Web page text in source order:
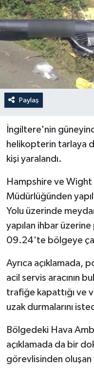
Paylaş
İngiltere'nin
helikopterin tarlaya
kişi yaralandı.
Hampshire ve Wight
Müdürlüğünden
Yolu üzerinde
yapılan ihbar
09.24'te bölgeye
Ayrıca açıklamada,
acil servis aracının
trafiğe kapattığı ve
uzak durmalarını
Bölgedeki Hava
açıklamada da bir
görevlisinden oluşan